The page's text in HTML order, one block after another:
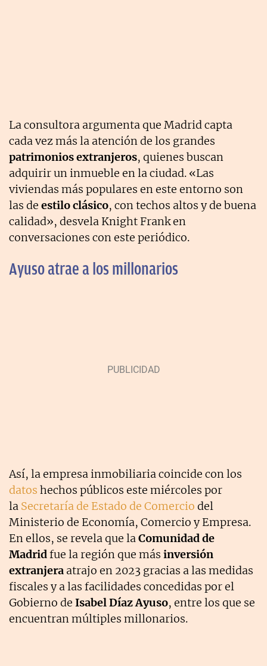
La consultora argumenta que Madrid capta
cada vez más la atención de los grandes
patrimonios extranjeros, quienes buscan
adquirir un inmueble en la ciudad. «Las
viviendas más populares en este entorno son
las de estilo clásico, con techos altos y de buena
calidad», desvela Knight Frank en
conversaciones con este periódico.
Ayuso atrae a los millonarios
Así, la empresa inmobiliaria coincide con los
datos hechos públicos este miércoles por
la Secretaría de Estado de Comercio del
Ministerio de Economía, Comercio y Empresa.
En ellos, se revela que laComunidad de
Madridfue la región que más inversión
extranjera atrajo en 2023 gracias a las medidas
fiscales y a las facilidades concedidas por el
Gobierno de Isabel Díaz Ayuso, entre los que se
encuentran múltiples millonarios.